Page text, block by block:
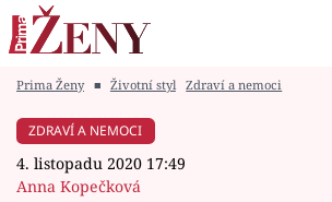
Módní alarm
Zrádci
Prima Ženy ■ Životní styl Zdraví a nemoci
ZDRAVÍ A NEMOCI
4. listopadu 2020 17:49
Anna Kopečková